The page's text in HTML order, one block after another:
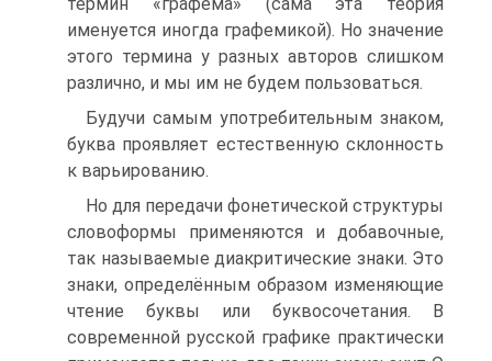
именуется иногда графемикой). Но значение
этого термина у разных авторов слишком
различно, и мы им не будем пользоваться.
Будучи самым употребительным знаком,
буква проявляет естественную склонность
к варьированию.
Но для передачи фонетической структуры
словоформы применяются и добавочные,
так называемые диакритические знаки. Это
знаки, определённым образом изменяющие
чтение буквы или буквосочетания. В
современной русской графике практически